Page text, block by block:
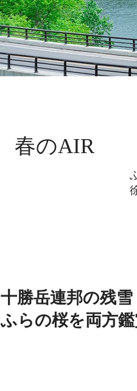
春のAIR
十勝岳連邦の残雪
ふらの桜を両方